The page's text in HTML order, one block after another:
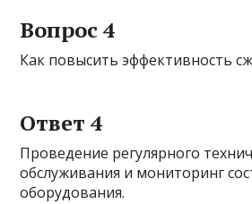
Вопрос 4
Как повысить эффективность
Ответ 4
Проведение регулярного
обслуживания и мониторинг
оборудования.